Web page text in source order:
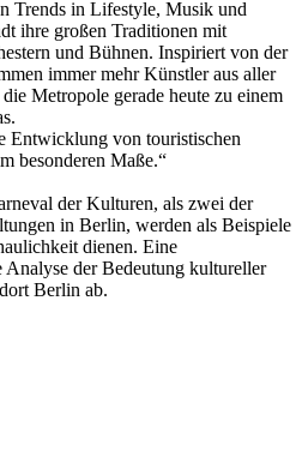
Trends in Lifestyle, Musik und
ihre großen Traditionen mit
und Bühnen. Inspiriert von der
immer mehr Künstler aus aller
Metropole gerade heute zu einem
Entwicklung von touristischen
besonderen Maße.“
der Kulturen, als zwei der
in Berlin, werden als Beispiele
dienen. Eine
der Bedeutung kultureller
Berlin ab.